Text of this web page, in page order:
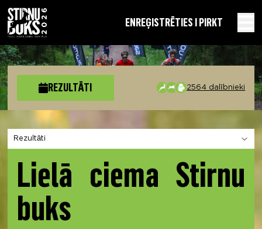
ENREĢISTRĒTIES I PIRKT
REZULTĀTI 2564 dalībnieki
Izvēlies sadaļu
Lielā ciema Stirnu
buks